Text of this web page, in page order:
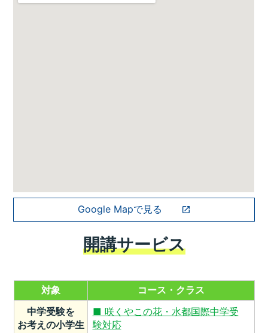
Google Mapで見る
開講サービス
対象
コース・クラス
中学受験を
お考えの小学生
■ 咲くやこの花・水都国際中学受
験対応